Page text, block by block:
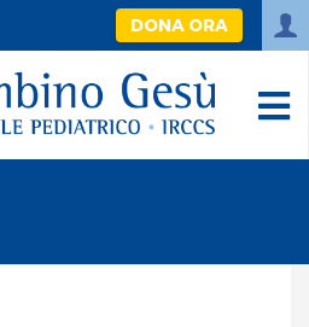
DONA ORA